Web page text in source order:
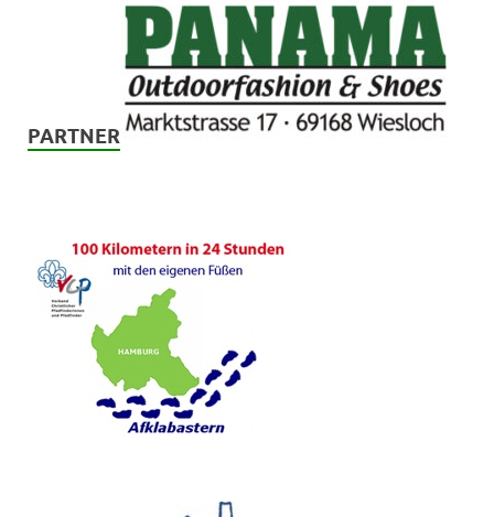
PARTNER